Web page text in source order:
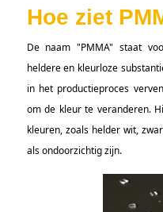
Hoe ziet
De naam "PMMA" staat
heldere en kleurloze
in het productieproces
om de kleur te veranderen.
kleuren, zoals helder wit,
als ondoorzichtig zijn.